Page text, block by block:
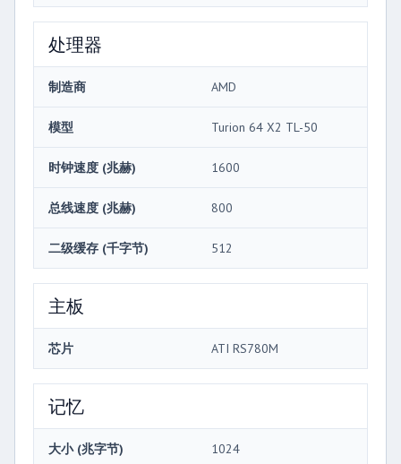
处理器
制造商 AMD
模型 Turion 64 X2 TL-50
时钟速度 (兆赫) 1600
总线速度 (兆赫) 800
二级缓存 (千字节) 512
主板
芯片 ATI RS780M
记忆
大小 (兆字节) 1024